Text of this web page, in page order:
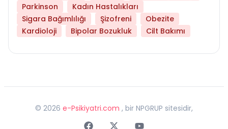
Parkinson
Kadın Hastalıkları
Sigara Bağımlılığı
Şizofreni
Obezite
Kardioloji
Bipolar Bozukluk Cilt Bakımı
© 2026 e-Psikiyatri.com , bir NPGRUP sitesidir,